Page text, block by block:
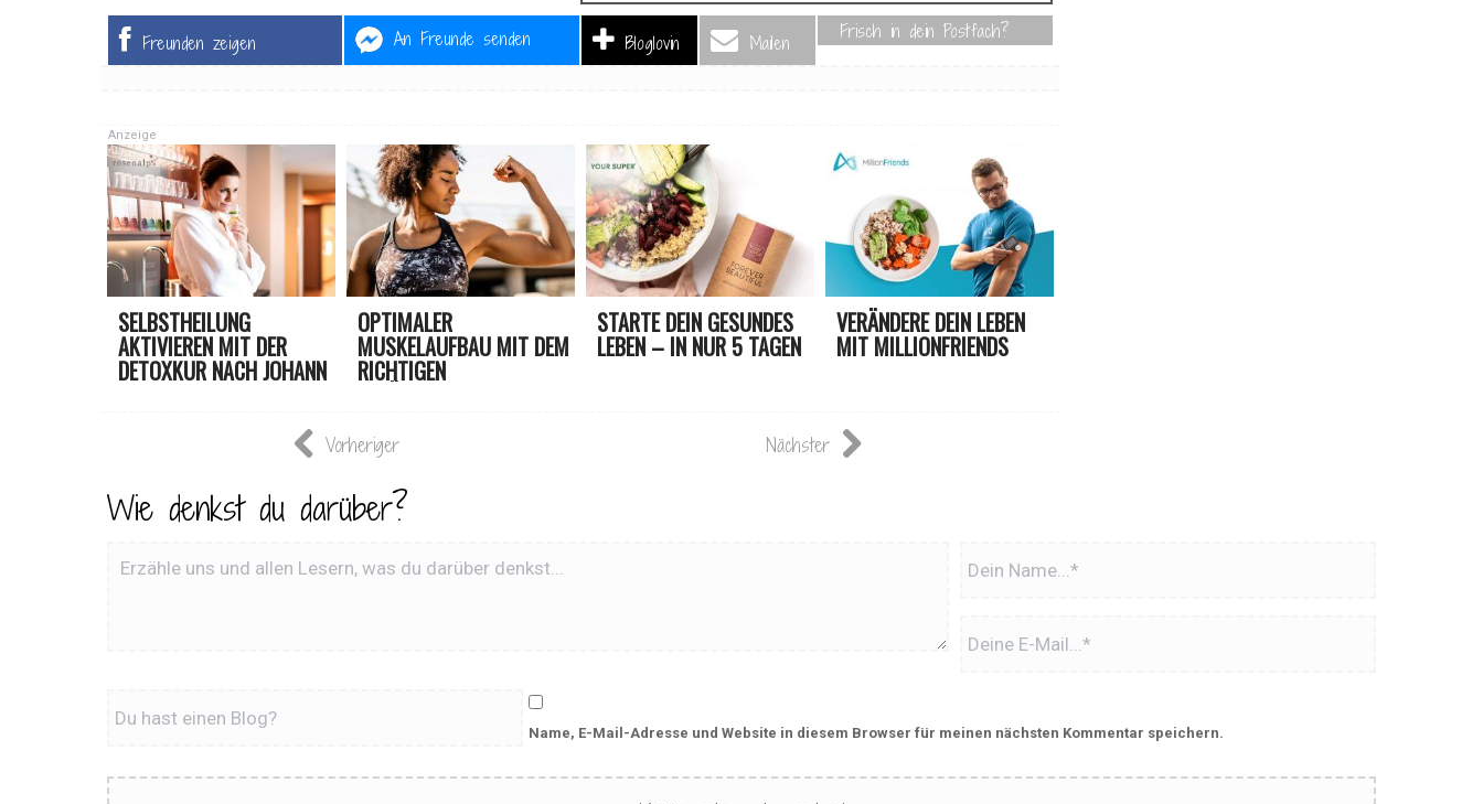
Freunden zeigen An Freunde senden Bloglovin Mailen Frisch in dein Postfach?
SELBSTHEILUNG
AKTIVIEREN MIT DER
DETOXKUR NACH JOHANN
OPTIMALER
MUSKELAUFBAU MIT DEM
RICHTIGEN
STARTE DEIN GESUNDES
LEBEN – IN NUR 5 TAGEN
VERÄNDERE DEIN LEBEN
MIT MILLIONFRIENDS
Anzeige
Vorheriger Nächster
Wie denkst du darüber?
Name, E-Mail-Adresse und Website in diesem Browser für meinen nächsten Kommentar speichern.